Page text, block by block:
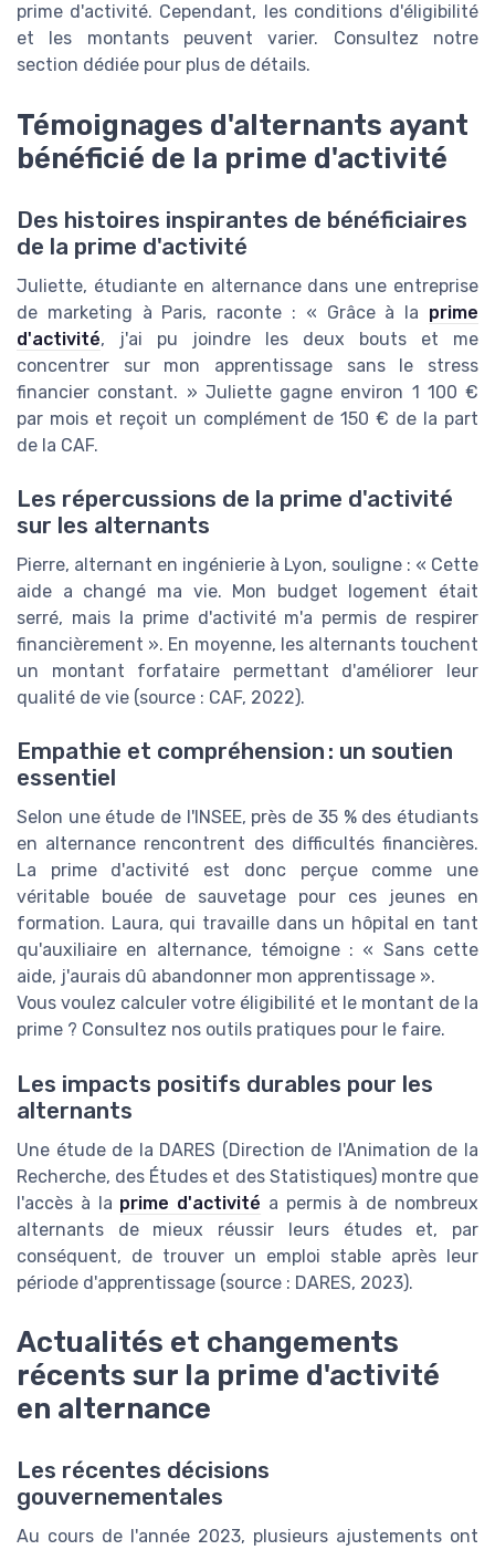
prime d'activité. Cependant, les conditions d'éligibilité
et les montants peuvent varier. Consultez notre
section dédiée pour plus de détails.
Témoignages d'alternants ayant
bénéficié de la prime d'activité
Des histoires inspirantes de bénéficiaires
de la prime d'activité
Juliette, étudiante en alternance dans une entreprise
de marketing à Paris, raconte : « Grâce à la prime
d'activité, j'ai pu joindre les deux bouts et me
concentrer sur mon apprentissage sans le stress
financier constant. » Juliette gagne environ 1 100 €
par mois et reçoit un complément de 150 € de la part
de la CAF.
Les répercussions de la prime d'activité
sur les alternants
Pierre, alternant en ingénierie à Lyon, souligne : « Cette
aide a changé ma vie. Mon budget logement était
serré, mais la prime d'activité m'a permis de respirer
financièrement ». En moyenne, les alternants touchent
un montant forfataire permettant d'améliorer leur
qualité de vie (source : CAF, 2022).
Empathie et compréhension : un soutien
essentiel
Selon une étude de l'INSEE, près de 35 % des étudiants
en alternance rencontrent des difficultés financières.
La prime d'activité est donc perçue comme une
véritable bouée de sauvetage pour ces jeunes en
formation. Laura, qui travaille dans un hôpital en tant
qu'auxiliaire en alternance, témoigne : « Sans cette
aide, j'aurais dû abandonner mon apprentissage ».
Vous voulez calculer votre éligibilité et le montant de la
prime ? Consultez nos outils pratiques pour le faire.
Les impacts positifs durables pour les
alternants
Une étude de la DARES (Direction de l'Animation de la
Recherche, des Études et des Statistiques) montre que
l'accès à la prime d'activité a permis à de nombreux
alternants de mieux réussir leurs études et, par
conséquent, de trouver un emploi stable après leur
période d'apprentissage (source : DARES, 2023).
Actualités et changements
récents sur la prime d'activité
en alternance
Les récentes décisions
gouvernementales
Au cours de l'année 2023, plusieurs ajustements ont